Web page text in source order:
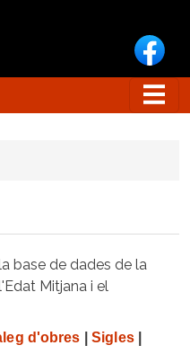
base de dades de la
Mitjana i el
d'obres Sigles|